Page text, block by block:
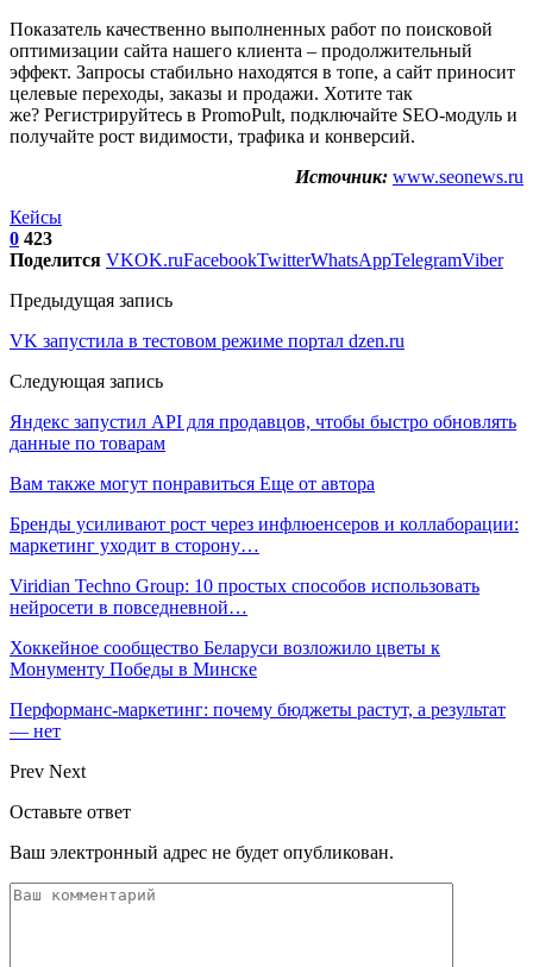
Показатель качественно выполненных работ по поисковой
оптимизации сайта нашего клиента – продолжительный
эффект. Запросы стабильно находятся в топе, а сайт приносит
целевые переходы, заказы и продажи. Хотите так
же? Регистрируйтесь в PromoPult, подключайте SEO-модуль и
получайте рост видимости, трафика и конверсий.
Источник: www.seonews.ru
Кейсы
0 423
Поделится VKOK.ruFacebookTwitterWhatsAppTelegramViber
Предыдущая запись
VK запустила в тестовом режиме портал dzen.ru
Следующая запись
Яндекс запустил API для продавцов, чтобы быстро обновлять
данные по товарам
Вам также могут понравиться Еще от автора
Бренды усиливают рост через инфлюенсеров и коллаборации:
маркетинг уходит в сторону…
Viridian Techno Group: 10 простых способов использовать
нейросети в повседневной…
Хоккейное сообщество Беларуси возложило цветы к
Монументу Победы в Минске
Перформанс-маркетинг: почему бюджеты растут, а результат
— нет
Prev Next
Оставьте ответ
Ваш электронный адрес не будет опубликован.